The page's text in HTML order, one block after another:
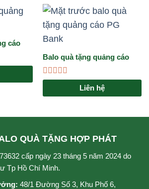
cáo
Balo quà tặng quảng cáo
PG Bank
Được
hạng
Liên hệ
QUÀ TẶNG HỢP PHÁT
cấp ngày 23 tháng 5 năm 2024 do
Tp Hồ Chí Minh.
48/1 Đường Số 3, Khu Phố 6,